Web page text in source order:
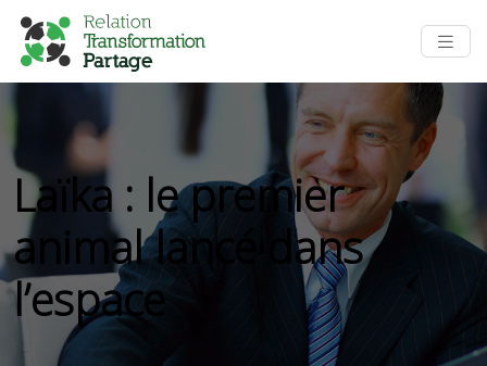
Laïka : le premier
animal lancé dans
l’espace